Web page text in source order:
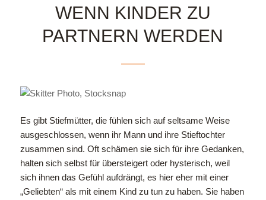
WENN KINDER ZU
PARTNERN WERDEN
Es gibt Stiefmütter, die fühlen sich auf seltsame Weise
ausgeschlossen, wenn ihr Mann und ihre Stieftochter
zusammen sind. Oft schämen sie sich für ihre Gedanken,
halten sich selbst für übersteigert oder hysterisch, weil
sich ihnen das Gefühl aufdrängt, es hier eher mit einer
„Geliebten“ als mit einem Kind zu tun zu haben. Sie haben